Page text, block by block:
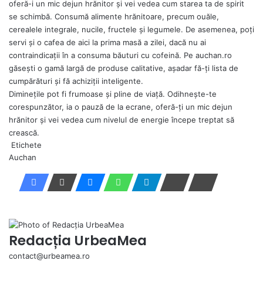
oferă-i un mic dejun hrănitor și vei vedea cum starea ta de spirit
se schimbă. Consumă alimente hrănitoare, precum ouăle,
cerealele integrale, nucile, fructele și legumele. De asemenea, poți
servi și o cafea de aici la prima masă a zilei, dacă nu ai
contraindicații în a consuma băuturi cu cofeină. Pe auchan.ro
găsești o gamă largă de produse calitative, așadar fă-ți lista de
cumpărături și fă achiziții inteligente.
Diminețile pot fi frumoase și pline de viață. Odihnește-te
corespunzător, ia o pauză de la ecrane, oferă-ți un mic dejun
hrănitor și vei vedea cum nivelul de energie începe treptat să
crească.
Etichete
Auchan
Redacția UrbeaMea
contact@urbeamea.ro